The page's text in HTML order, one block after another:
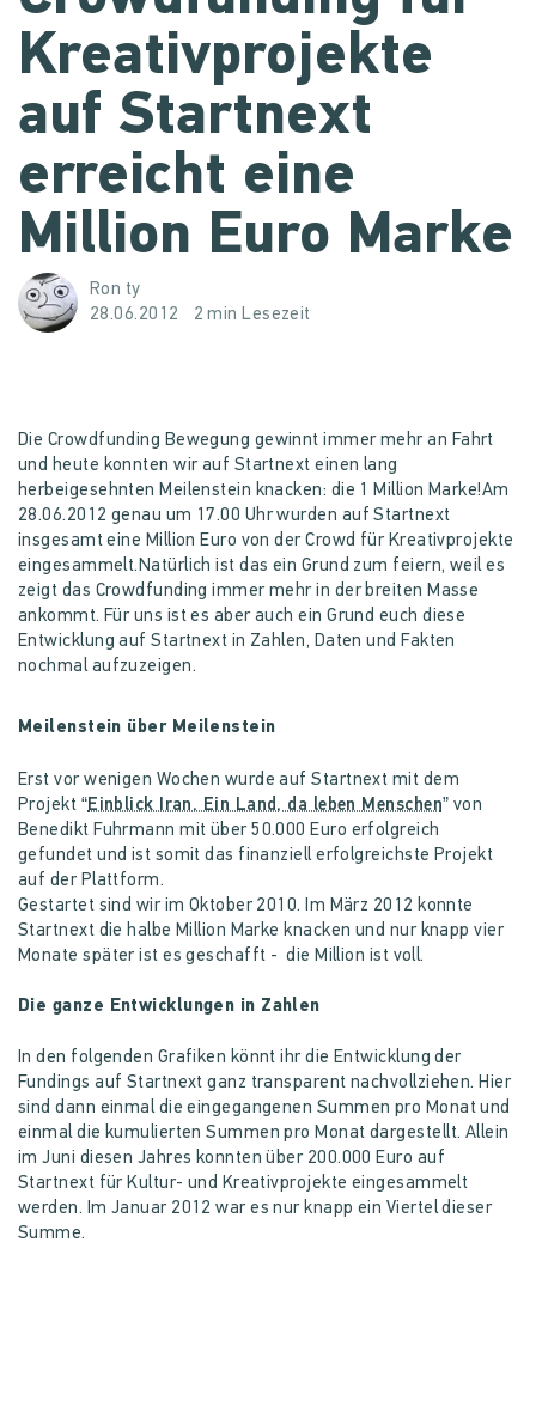
Kreativprojekte
auf Startnext
erreicht eine
Million Euro Marke
Ron ty
28.06.2012
2 min Lesezeit
Die Crowdfunding Bewegung gewinnt immer mehr an Fahrt
und heute konnten wir auf Startnext einen lang
herbeigesehnten Meilenstein knacken: die 1 Million Marke!Am
28.06.2012 genau um 17.00 Uhr wurden auf Startnext
insgesamt eine Million Euro von der Crowd für Kreativprojekte
eingesammelt.Natürlich ist das ein Grund zum feiern, weil es
zeigt das Crowdfunding immer mehr in der breiten Masse
ankommt. Für uns ist es aber auch ein Grund euch diese
Entwicklung auf Startnext in Zahlen, Daten und Fakten
nochmal aufzuzeigen.
Meilenstein über Meilenstein
Erst vor wenigen Wochen wurde auf Startnext mit dem
Projekt “Einblick Iran. Ein Land, da leben Menschen” von
Benedikt Fuhrmann mit über 50.000 Euro erfolgreich
gefundet und ist somit das finanziell erfolgreichste Projekt
auf der Plattform.
Gestartet sind wir im Oktober 2010. Im März 2012 konnte
Startnext die halbe Million Marke knacken und nur knapp vier
Monate später ist es geschafft - die Million ist voll.
Die ganze Entwicklungen in Zahlen
In den folgenden Grafiken könnt ihr die Entwicklung der
Fundings auf Startnext ganz transparent nachvollziehen. Hier
sind dann einmal die eingegangenen Summen pro Monat und
einmal die kumulierten Summen pro Monat dargestellt. Allein
im Juni diesen Jahres konnten über 200.000 Euro auf
Startnext für Kultur- und Kreativprojekte eingesammelt
werden. Im Januar 2012 war es nur knapp ein Viertel dieser
Summe.